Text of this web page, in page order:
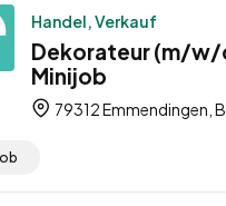
Handel, Verkauf
Dekorateur (m/w/
Minijob
79312 Emmendingen,